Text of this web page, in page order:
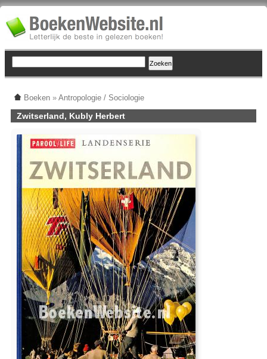
Boeken » Antropologie / Sociologie
Zwitserland, Kubly Herbert